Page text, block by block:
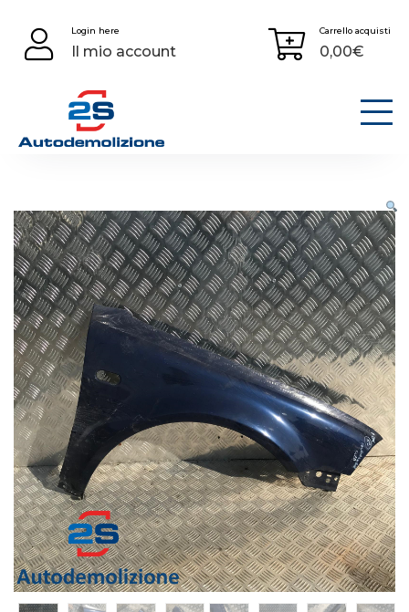
content
Login here
Il mio account
Carrello acquisti
0,00€